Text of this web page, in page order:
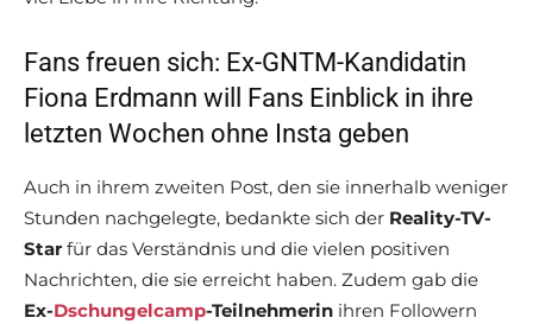
Fans freuen sich: Ex-GNTM-Kandidatin
Fiona Erdmann will Fans Einblick in ihre
letzten Wochen ohne Insta geben
Auch in ihrem zweiten Post, den sie innerhalb weniger
Stunden nachgelegte, bedankte sich der Reality-TV-
Star für das Verständnis und die vielen positiven
Nachrichten, die sie erreicht haben. Zudem gab die
Ex-Dschungelcamp-Teilnehmerin ihren Followern